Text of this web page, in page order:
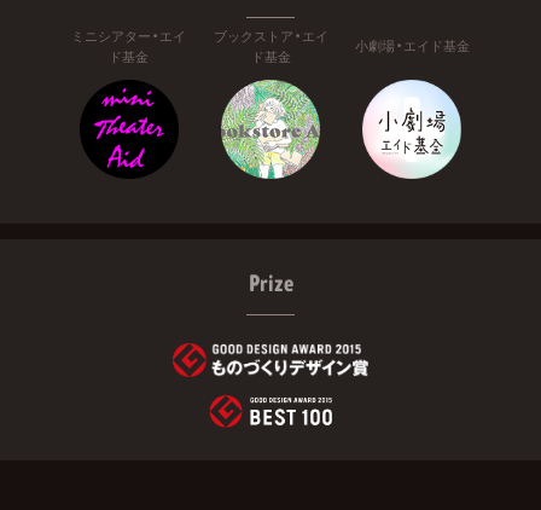
ミニシアター・エイ
ド基金
ブックストア・エイ
ド基金
小劇場・エイド基金
Prize